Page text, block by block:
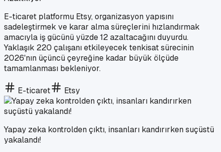
E-ticaret platformu Etsy, organizasyon yapısını
sadeleştirmek ve karar alma süreçlerini hızlandırmak
amacıyla iş gücünü yüzde 12 azaltacağını duyurdu.
Yaklaşık 220 çalışanı etkileyecek tenkisat sürecinin
2026'nın üçüncü çeyreğine kadar büyük ölçüde
tamamlanması bekleniyor.
E-ticaret Etsy
Yapay zeka kontrolden çıktı, insanları kandırırken suçüstü
yakalandı!